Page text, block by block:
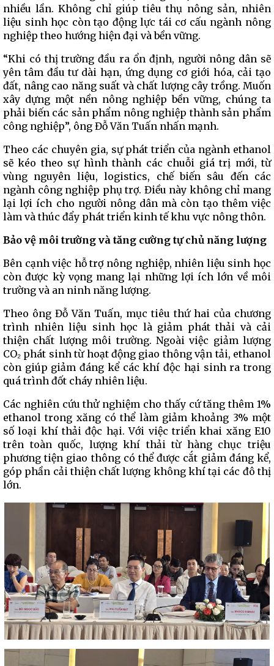
nhiều lần. Không chỉ giúp tiêu thụ nông sản, nhiên
liệu sinh học còn tạo động lực tái cơ cấu ngành nông
nghiệp theo hướng hiện đại và bền vững.
“Khi có thị trường đầu ra ổn định, người nông dân sẽ
yên tâm đầu tư dài hạn, ứng dụng cơ giới hóa, cải tạo
đất, nâng cao năng suất và chất lượng cây trồng. Muốn
xây dựng một nền nông nghiệp bền vững, chúng ta
phải biến các sản phẩm nông nghiệp thành sản phẩm
công nghiệp”, ông Đỗ Văn Tuấn nhấn mạnh.
Theo các chuyên gia, sự phát triển của ngành ethanol
sẽ kéo theo sự hình thành các chuỗi giá trị mới, từ
vùng nguyên liệu, logistics, chế biến sâu đến các
ngành công nghiệp phụ trợ. Điều này không chỉ mang
lại lợi ích cho người nông dân mà còn tạo thêm việc
làm và thúc đẩy phát triển kinh tế khu vực nông thôn.
Bảo vệ môi trường và tăng cường tự chủ năng lượng
Bên cạnh việc hỗ trợ nông nghiệp, nhiên liệu sinh học
còn được kỳ vọng mang lại những lợi ích lớn về môi
trường và an ninh năng lượng.
Theo ông Đỗ Văn Tuấn, mục tiêu thứ hai của chương
trình nhiên liệu sinh học là giảm phát thải và cải
thiện chất lượng môi trường. Ngoài việc giảm lượng
CO₂ phát sinh từ hoạt động giao thông vận tải, ethanol
còn giúp giảm đáng kể các khí độc hại sinh ra trong
quá trình đốt cháy nhiên liệu.
Các nghiên cứu thử nghiệm cho thấy cứ tăng thêm 1%
ethanol trong xăng có thể làm giảm khoảng 3% một
số loại khí thải độc hại. Với việc triển khai xăng E10
trên toàn quốc, lượng khí thải từ hàng chục triệu
phương tiện giao thông có thể được cắt giảm đáng kể,
góp phần cải thiện chất lượng không khí tại các đô thị
lớn.